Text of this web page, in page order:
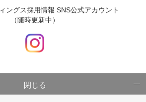
ングス採用情報 SNS公式アカウント
（随時更新中）
閉じる